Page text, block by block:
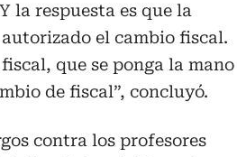
la respuesta es que la
el cambio fiscal.
que se ponga la mano
de fiscal”, concluyó.
contra los profesores